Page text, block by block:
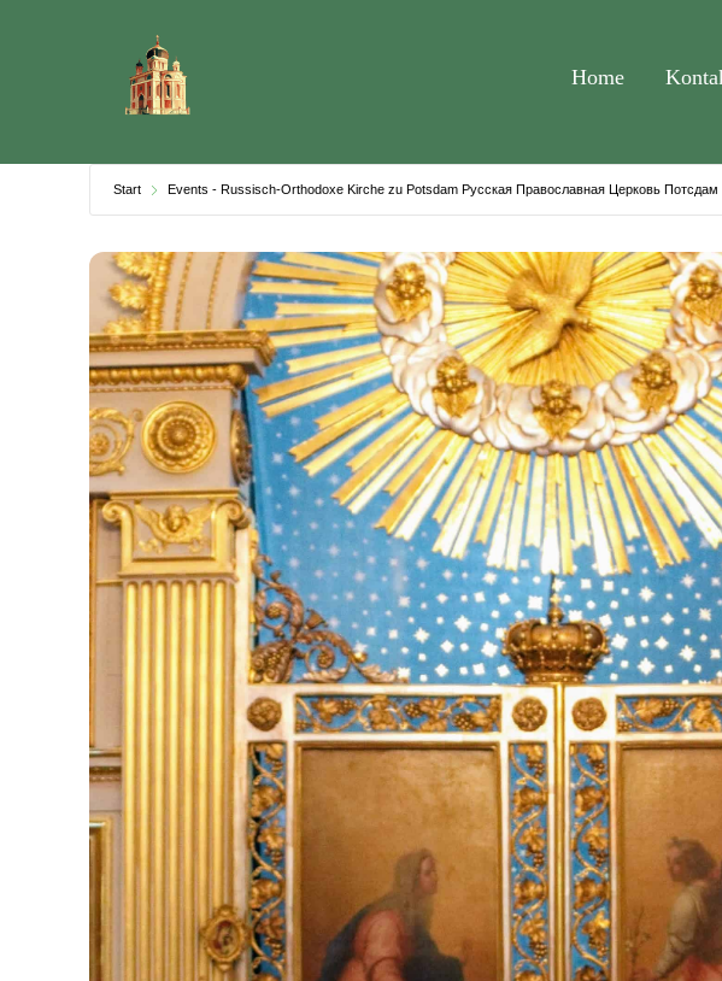
Home
Start Events - Russisch-Orthodoxe Kirche zu Potsdam Русская Православная Церковь Потсдам